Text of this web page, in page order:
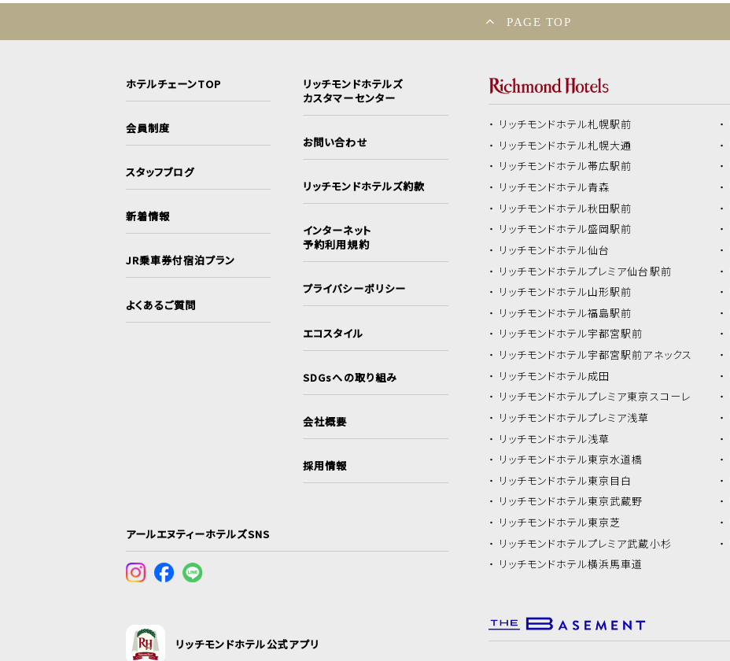
PAGE TOP
ホテルチェーンTOP
会員制度
スタッフブログ
新着情報
JR乗車券付宿泊プラン
よくあるご質問
リッチモンドホテルズ
カスタマーセンター
お問い合わせ
リッチモンドホテルズ約款
インターネット
予約利用規約
プライバシーポリシー
エコスタイル
SDGsへの取り組み
会社概要
採用情報
アールエヌティーホテルズSNS
リッチモンドホテル公式アプリ
リッチモンドホテル札幌駅前
リッチモンドホテル札幌大通
リッチモンドホテル帯広駅前
リッチモンドホテル青森
リッチモンドホテル秋田駅前
リッチモンドホテル盛岡駅前
リッチモンドホテル仙台
リッチモンドホテルプレミア仙台駅前
リッチモンドホテル山形駅前
リッチモンドホテル福島駅前
リッチモンドホテル宇都宮駅前
リッチモンドホテル宇都宮駅前アネックス
リッチモンドホテル成田
リッチモンドホテルプレミア東京スコーレ
リッチモンドホテルプレミア浅草
リッチモンドホテル浅草
リッチモンドホテル東京水道橋
リッチモンドホテル東京目白
リッチモンドホテル東京武蔵野
リッチモンドホテル東京芝
リッチモンドホテルプレミア武蔵小杉
リッチモンドホテル横浜馬車道